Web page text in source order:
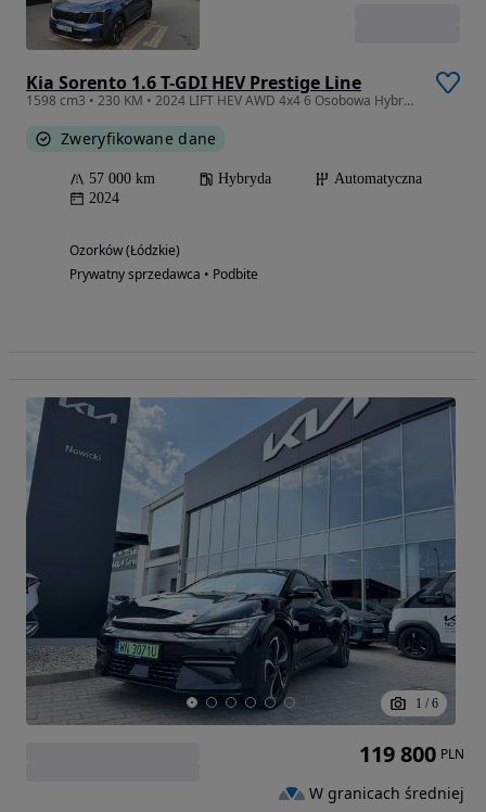
Kia Sorento 1.6 T-GDI HEV Prestige Line
1598 cm3 • 230 KM • 2024 LIFT HEV AWD 4x4 6 Osobowa Hybryda Nowe Opony
Zweryfikowane dane
57 000 km Hybryda
Automatyczna
2024
Ozorków (Łódzkie)
Prywatny sprzedawca • Podbite
1 / 6
119 800 PLN
W granicach średniej